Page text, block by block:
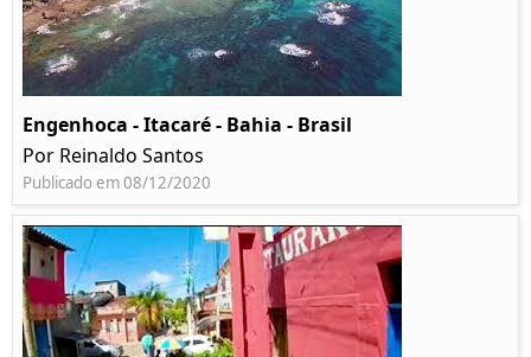
Engenhoca - Itacaré - Bahia - Brasil
Por Reinaldo Santos
Publicado em 08/12/2020